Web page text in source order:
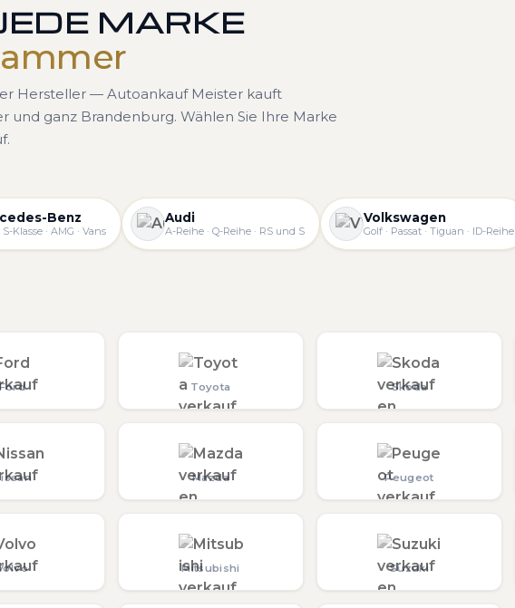
MARKE
Hersteller — Autoankauf Meister kauft
und ganz Brandenburg. Wählen Sie Ihre Marke
Benz
Klasse · AMG · Vans
Audi
A-Reihe · Q-Reihe · RS und S
Volkswagen
Golf · Passat · Tiguan · ID-Reihe
Ford Toyota Skoda
Mazda Peugeot
Mitsubishi Suzuki